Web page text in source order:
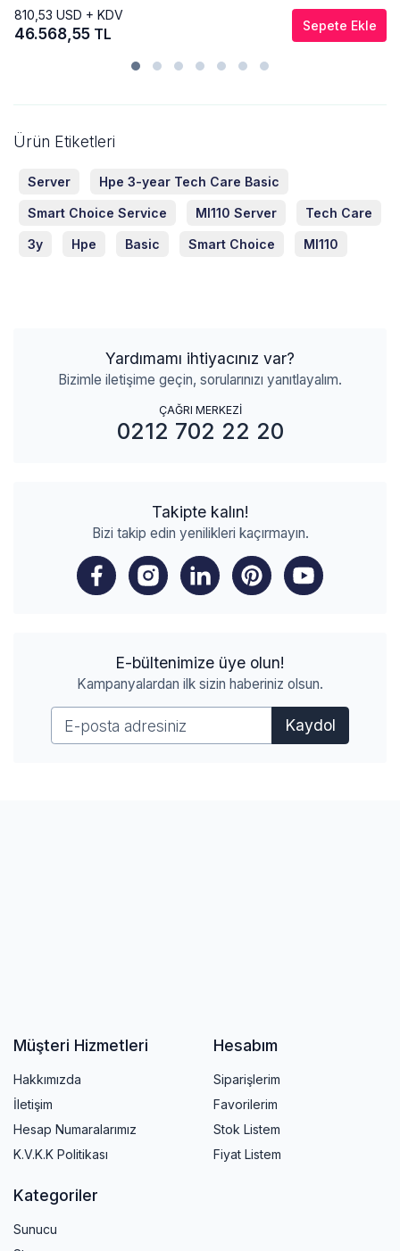
810,53 USD + KDV
46.568,55 TL Sepete Ekle
Ürün Etiketleri
Server Hpe 3-year Tech Care Basic
Smart Choice Service Ml110 Server Tech Care
3y Hpe Basic Smart Choice Ml110
Yardımamı ihtiyacınız var?
Bizimle iletişime geçin, sorularınızı yanıtlayalım.
ÇAĞRI MERKEZİ
0212 702 22 20
Takipte kalın!
Bizi takip edin yenilikleri kaçırmayın.
E-bültenimize üye olun!
Kampanyalardan ilk sizin haberiniz olsun.
Kaydol
Müşteri Hizmetleri
Hakkımızda
İletişim
Hesap Numaralarımız
K.V.K.K Politikası
Hesabım
Siparişlerim
Favorilerim
Stok Listem
Fiyat Listem
Kategoriler
Sunucu